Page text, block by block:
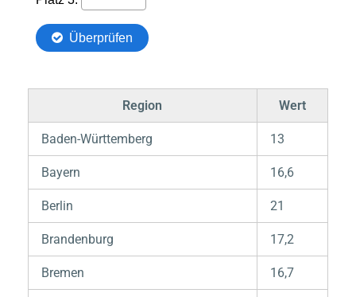
Region Wert
Baden-Württemberg 13
Bayern 16,6
Berlin 21
Brandenburg 17,2
Bremen 16,7